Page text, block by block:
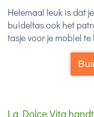
Helemaal leuk is dat
buideltas ook het
tasje voor je mobiel
La Dolce Vita